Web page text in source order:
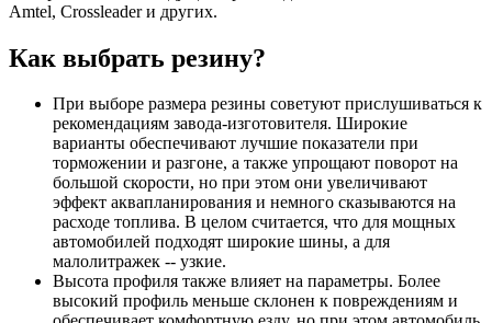
Amtel, Crossleader и других.
Как выбрать резину?
При выборе размера резины советуют прислушиваться к
рекомендациям завода-изготовителя. Широкие
варианты обеспечивают лучшие показатели при
торможении и разгоне, а также упрощают поворот на
большой скорости, но при этом они увеличивают
эффект аквапланирования и немного сказываются на
расходе топлива. В целом считается, что для мощных
автомобилей подходят широкие шины, а для
малолитражек -- узкие.
Высота профиля также влияет на параметры. Более
высокий профиль меньше склонен к повреждениям и